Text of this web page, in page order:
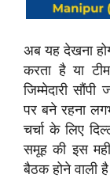
अब यह देखना
करता है या
जिम्मेदारी
पर बने रहना
चर्चा के लिए
समूह की इस
बैठक होने वाली